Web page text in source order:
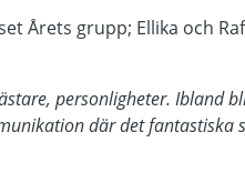
Årets grupp; Ellika och
personligheter. Ibland
där det fantastiska